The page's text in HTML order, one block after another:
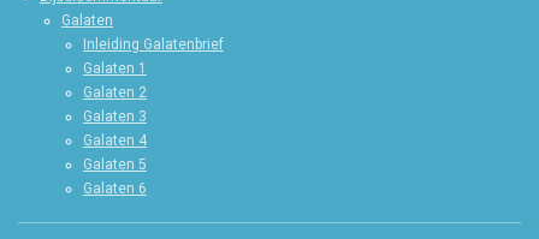
Galaten
Inleiding Galatenbrief
Galaten 1
Galaten 2
Galaten 3
Galaten 4
Galaten 5
Galaten 6